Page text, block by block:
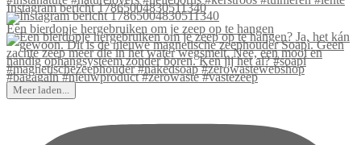
Instagram bericht 17865004830511340
Een bierdopje hergebruiken om je zeep op te hangen
Meer laden...